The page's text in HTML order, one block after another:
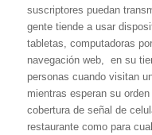
suscriptores puedan
gente tiende a usar
tabletas, computadoras
navegación web, en su
personas cuando visitan
mientras esperan su
cobertura de señal de
restaurante como para